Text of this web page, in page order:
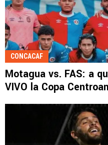
CONCACAF
Motagua vs. FAS: a
VIVO la Copa